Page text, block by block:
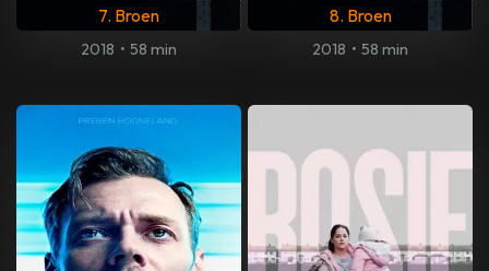
7. Broen
2018 • 58 min
8. Broen
2018 • 58 min